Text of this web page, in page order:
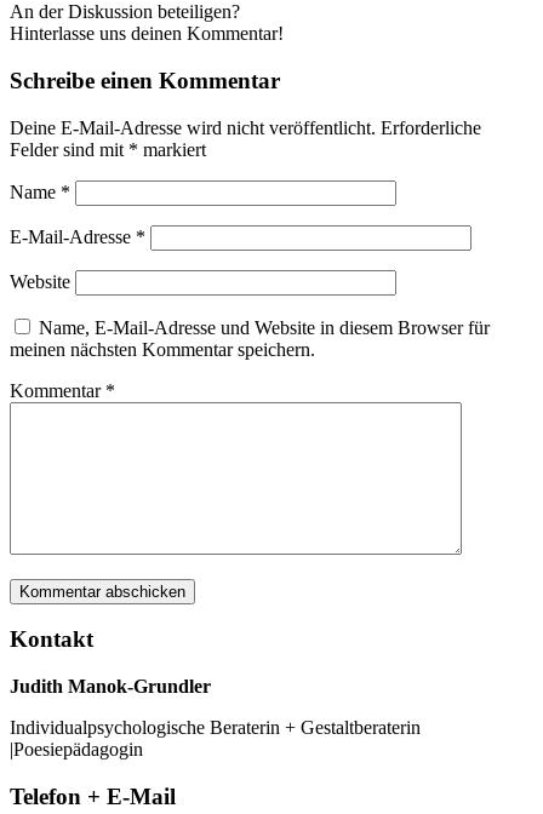
An der Diskussion beteiligen?
Hinterlasse uns deinen Kommentar!
Schreibe einen Kommentar
Deine E-Mail-Adresse wird nicht veröffentlicht. Erforderliche
Felder sind mit * markiert
Name *
E-Mail-Adresse *
Website
Name, E-Mail-Adresse und Website in diesem Browser für
meinen nächsten Kommentar speichern.
Kommentar *
Kontakt
Judith Manok-Grundler
Individualpsychologische Beraterin + Gestaltberaterin
|Poesiepädagogin
Telefon + E-Mail